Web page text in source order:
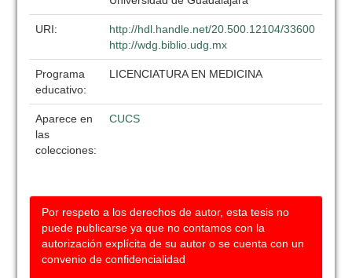
URI:
http://hdl.handle.net/20.500.12104/33600
http://wdg.biblio.udg.mx
Programa
educativo:
LICENCIATURA EN MEDICINA
Aparece en
las
colecciones:
CUCS
Por respeto a los derechos de autor, esta tesis no
puede publicarse ya que no contamos con la
autorización explícita de su autor o se cuenta con un
convenio de confidencialidad